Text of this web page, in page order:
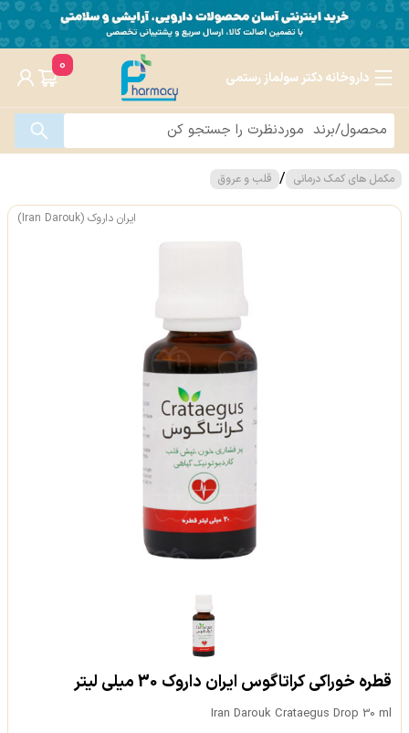
داروخانه دکتر سولماز رستمی
0
مکمل های کمک درمانی / قلب و عروق
ایران داروک (Iran Darouk)
قطره خوراکی کراتاگوس ایران داروک 30 میلی لیتر
Iran Darouk Crataegus Drop 30 ml